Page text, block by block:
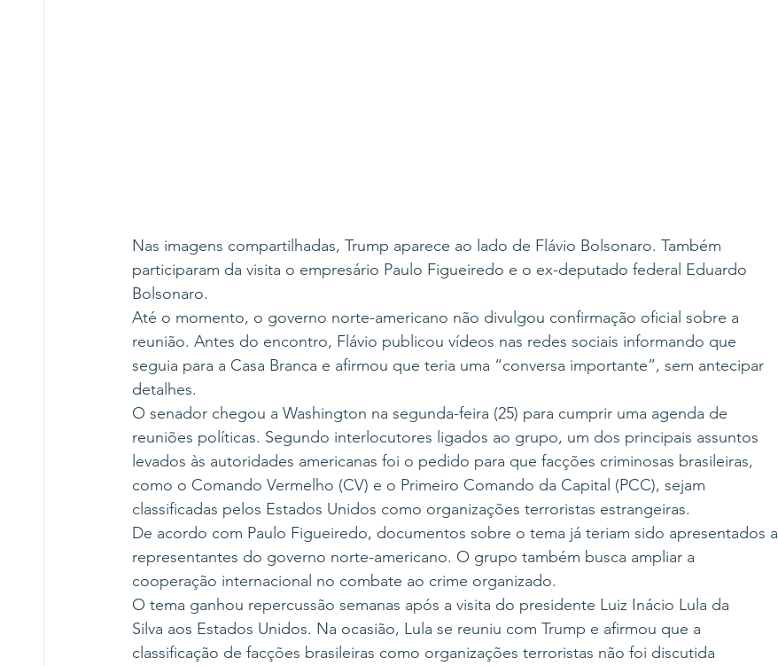
Nas imagens compartilhadas, Trump aparece ao lado de Flávio Bolsonaro. Também
participaram da visita o empresário Paulo Figueiredo e o ex-deputado federal Eduardo
Bolsonaro.
Até o momento, o governo norte-americano não divulgou confirmação oficial sobre a
reunião. Antes do encontro, Flávio publicou vídeos nas redes sociais informando que
seguia para a Casa Branca e afirmou que teria uma “conversa importante”, sem antecipar
detalhes.
O senador chegou a Washington na segunda-feira (25) para cumprir uma agenda de
reuniões políticas. Segundo interlocutores ligados ao grupo, um dos principais assuntos
levados às autoridades americanas foi o pedido para que facções criminosas brasileiras,
como o Comando Vermelho (CV) e o Primeiro Comando da Capital (PCC), sejam
classificadas pelos Estados Unidos como organizações terroristas estrangeiras.
De acordo com Paulo Figueiredo, documentos sobre o tema já teriam sido apresentados a
representantes do governo norte-americano. O grupo também busca ampliar a
cooperação internacional no combate ao crime organizado.
O tema ganhou repercussão semanas após a visita do presidente Luiz Inácio Lula da
Silva aos Estados Unidos. Na ocasião, Lula se reuniu com Trump e afirmou que a
classificação de facções brasileiras como organizações terroristas não foi discutida